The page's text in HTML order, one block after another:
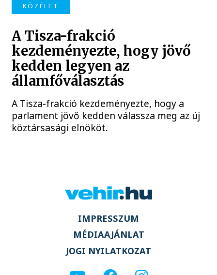
KÖZÉLET
A Tisza-frakció
kezdeményezte, hogy jövő
kedden legyen az
államfőválasztás
A Tisza-frakció kezdeményezte, hogy a
parlament jövő kedden válassza meg az új
köztársasági elnököt.
IMPRESSZUM
MÉDIAAJÁNLAT
JOGI NYILATKOZAT